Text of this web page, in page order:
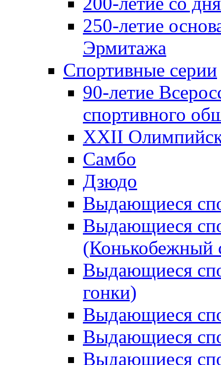
250-летие
Эрмитажа
Спортивные серии
90-летие
спортивного
XXII
Самбо
Дзюдо
Выдающиеся
Выдающиеся
(Конькобежный
Выдающиеся
гонки)
Выдающиеся
Выдающиеся
Выдающиеся